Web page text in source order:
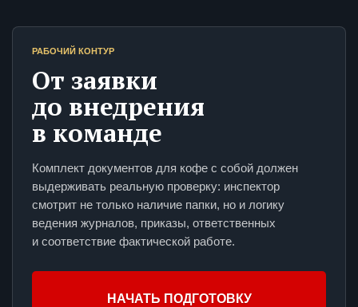
РАБОЧИЙ КОНТУР
От заявки
до внедрения
в команде
Комплект документов для кофе с собой должен
выдерживать реальную проверку: инспектор
смотрит не только наличие папки, но и логику
ведения журналов, приказы, ответственных
и соответствие фактической работе.
НАЧАТЬ ПОДГОТОВКУ